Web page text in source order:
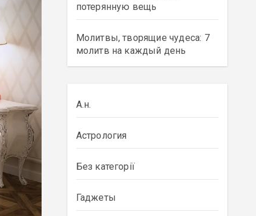
потерянную вещь
Молитвы, творящие чудеса: 7
молитв на каждый день
А.н.
Астрология
Без категорії
Гаджеты